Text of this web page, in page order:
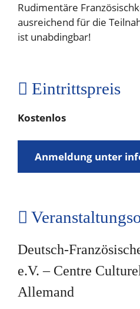
Rudimentäre
ausreichend für die
ist unabdingbar!
Eintrittspreis
Kostenlos
Anmeldung unter
Deutsch-
e.V. – Centre
Allemand